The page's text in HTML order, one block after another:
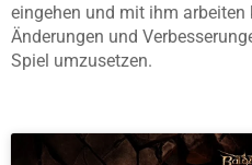
eingehen und mit ihm arbeiten
Änderungen und
Spiel umzusetzen.